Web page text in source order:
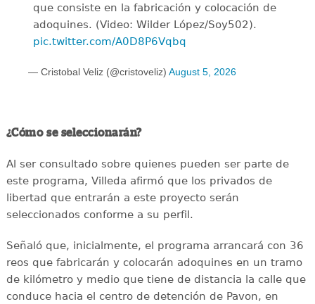
que consiste en la fabricación y colocación de
adoquines. (Video: Wilder López/Soy502).
pic.twitter.com/A0D8P6Vqbq
— Cristobal Veliz (@cristoveliz) August 5, 2026
¿Cómo se seleccionarán?
Al ser consultado sobre quienes pueden ser parte de
este programa, Villeda afirmó que los privados de
libertad que entrarán a este proyecto serán
seleccionados conforme a su perfil.
Señaló que, inicialmente, el programa arrancará con 36
reos que fabricarán y colocarán adoquines en un tramo
de kilómetro y medio que tiene de distancia la calle que
conduce hacia el centro de detención de Pavon, en